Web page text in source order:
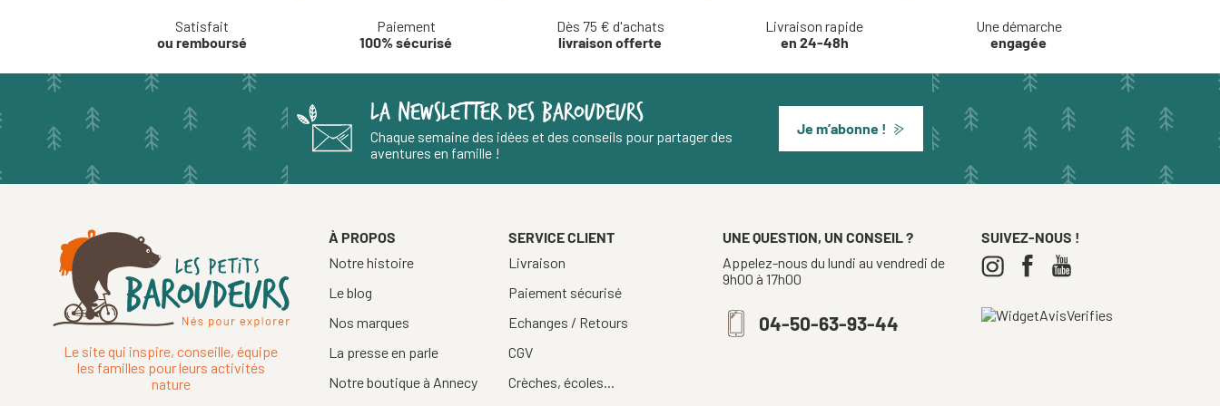
Satisfait
ou remboursé
Paiement
100% sécurisé
Dès 75 € d'achats
livraison offerte
Livraison rapide
en 24-48h
Une démarche
engagée
LA NEWSLETTER DES BAROUDEURS
Chaque semaine des idées et des conseils pour partager des
aventures en famille !
Je m’abonne !
Le site qui inspire, conseille, équipe
les familles pour leurs activités
nature
À PROPOS
Notre histoire
Le blog
Nos marques
La presse en parle
Notre boutique à Annecy
SERVICE CLIENT
Livraison
Paiement sécurisé
Echanges / Retours
CGV
Crèches, écoles...
UNE QUESTION, UN CONSEIL ?
Appelez-nous du lundi au vendredi de
9h00 à 17h00
04-50-63-93-44
SUIVEZ-NOUS !